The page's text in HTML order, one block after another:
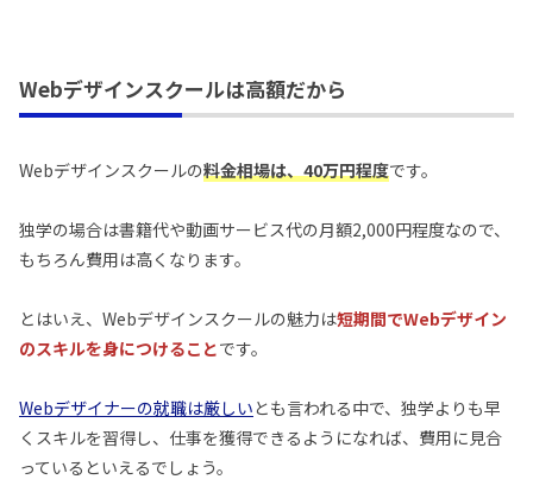
Webデザインスクールは高額だから
Webデザインスクールの料金相場は、40万円程度です。
独学の場合は書籍代や動画サービス代の月額2,000円程度なので、
もちろん費用は高くなります。
とはいえ、Webデザインスクールの魅力は短期間でWebデザイン
のスキルを身につけることです。
Webデザイナーの就職は厳しい とも言われる中で、独学よりも早
くスキルを習得し、仕事を獲得できるようになれば、費用に見合
っているといえるでしょう。